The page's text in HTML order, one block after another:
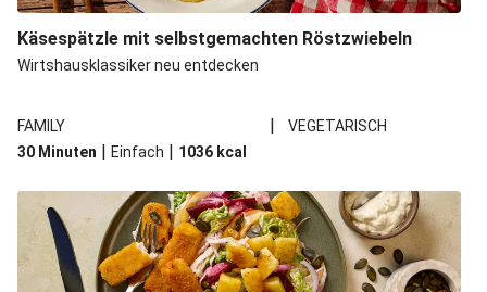
Käsespätzle mit selbstgemachten Röstzwiebeln
Wirtshausklassiker neu entdecken
FAMILY |
VEGETARISCH
30 Minuten | Einfach | 1036 kcal